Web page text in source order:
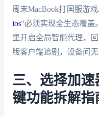
周末MacBook打国服游
ios"必须实现全生态覆盖
里开启全局智能代理，
版客户端追剧，设备间无
三、选择加
键功能拆解指